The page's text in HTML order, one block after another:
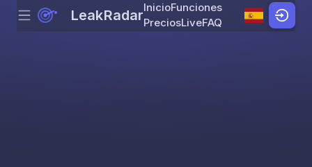
Skip to content
Menu LeakRadarInicioFunciones
PreciosLiveFAQ